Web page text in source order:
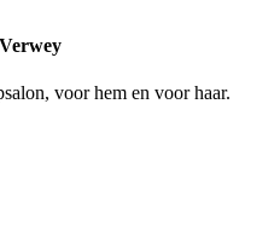
voor hem en voor haar.